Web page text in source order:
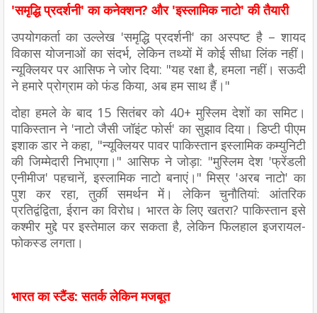
'समृद्धि प्रदर्शनी' का कनेक्शन? और 'इस्लामिक नाटो' की तैयारी
उपयोगकर्ता का उल्लेख 'समृद्धि प्रदर्शनी' का अस्पष्ट है – शायद
विकास योजनाओं का संदर्भ, लेकिन तथ्यों में कोई सीधा लिंक नहीं।
न्यूक्लियर पर आसिफ ने जोर दिया: "यह रक्षा है, हमला नहीं। सऊदी
ने हमारे प्रोग्राम को फंड किया, अब हम साथ हैं।"
दोहा हमले के बाद 15 सितंबर को 40+ मुस्लिम देशों का समिट।
पाकिस्तान ने 'नाटो जैसी जॉइंट फोर्स' का सुझाव दिया। डिप्टी पीएम
इशाक डार ने कहा, "न्यूक्लियर पावर पाकिस्तान इस्लामिक कम्युनिटी
की जिम्मेदारी निभाएगा।" आसिफ ने जोड़ा: "मुस्लिम देश 'फ्रेंडली
एनीमीज' पहचानें, इस्लामिक नाटो बनाएं।" मिस्र 'अरब नाटो' का
पुश कर रहा, तुर्की समर्थन में। लेकिन चुनौतियां: आंतरिक
प्रतिद्वंद्विता, ईरान का विरोध। भारत के लिए खतरा? पाकिस्तान इसे
कश्मीर मुद्दे पर इस्तेमाल कर सकता है, लेकिन फिलहाल इजरायल-
फोकस्ड लगता।
भारत का स्टैंड: सतर्क लेकिन मजबूत